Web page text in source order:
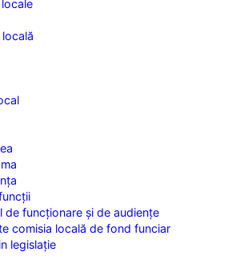
de funcționare și de audiențe
comisia locală de fond funciar
legislație